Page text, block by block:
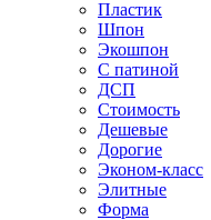
Пластик
Шпон
Экошпон
С патиной
ДСП
Стоимость
Дешевые
Дорогие
Эконом-класс
Элитные
Форма